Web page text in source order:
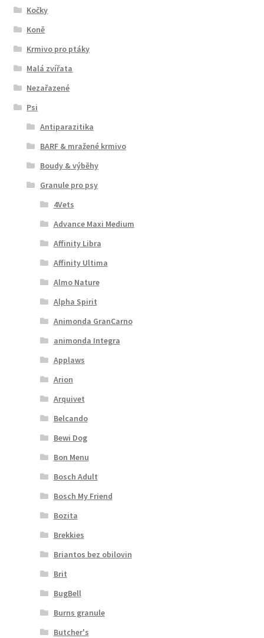
Kočky
Koně
Krmivo pro ptáky
Malá zvířata
Nezařazené
Psi
Antiparazitika
BARF & mražené krmivo
Boudy & výběhy
Granule pro psy
4Vets
Advance Maxi Medium
Affinity Libra
Affinity Ultima
Almo Nature
Alpha Spirit
Animonda GranCarno
animonda Integra
Applaws
Arion
Arquivet
Belcando
Bewi Dog
Bon Menu
Bosch Adult
Bosch My Friend
Bozita
Brekkies
Briantos bez obilovin
Brit
BugBell
Burns granule
Butcher's